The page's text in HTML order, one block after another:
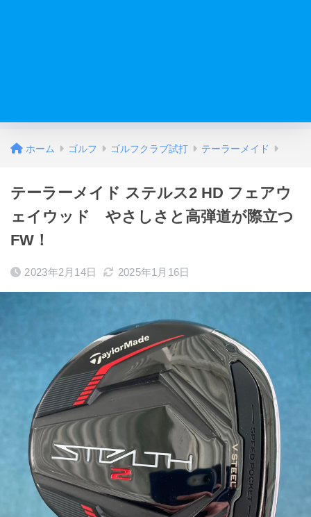
ホーム ゴルフ ゴルフクラブ試打 テーラーメイド
テーラーメイド ステルス2 HD フェアウ
ェイウッド やさしさと高弾道が際立つ
FW！
2023年2月14日 2025年1月16日